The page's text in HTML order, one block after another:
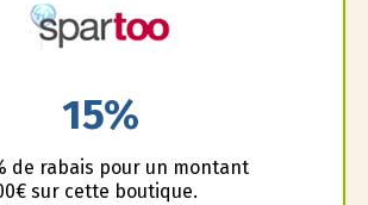
15%
de rabais pour un montant
sur cette boutique.